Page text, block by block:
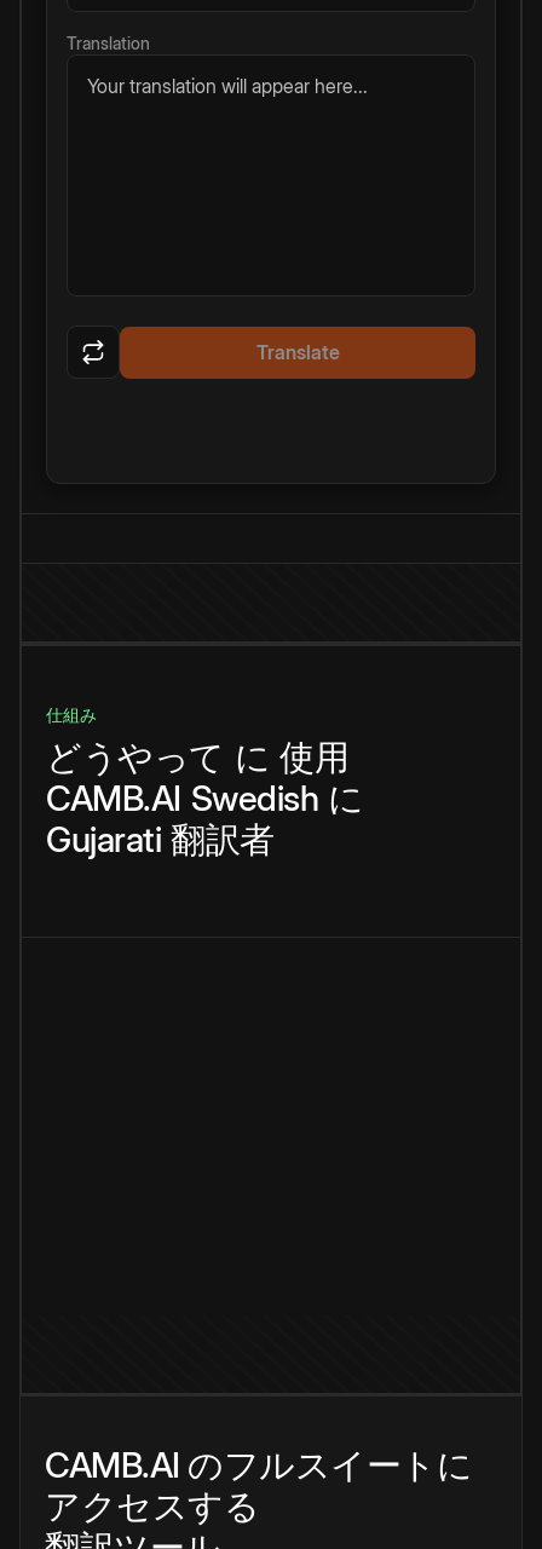
Translation
Your translation will appear here...
Translate
仕組み
どうやって に 使用
CAMB.AI Swedish に
Gujarati 翻訳者
CAMB.AI のフルスイートに
アクセスする